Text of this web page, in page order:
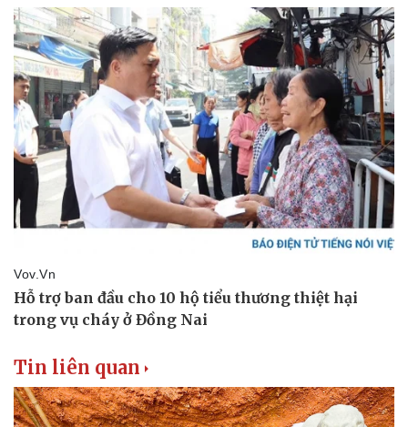
Tin liên quan